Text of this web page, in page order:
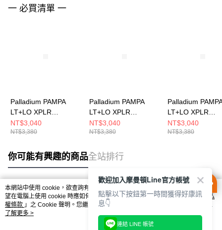
一 必買清單 一
Palladium PAMPA
LT+LO XPLR
WP+~BLACK 男女 防
水靴 74474008
NT$3,040
NT$3,380
Palladium PAMPA
LT+LO XPLR
WP+~STAR WHITE 男
女 防水靴 74474116
NT$3,040
NT$3,380
Palladium
LT+LO XPLR
WP+~OLIVE
男女 防水靴
NT$3,040
NT$3,380
你可能有興趣的商品全站排行
熱門標籤
本網站中使用 cookie，欲查詢有關本網站使用 cookie 方式之詳情，及若您不希
望在電腦上使用 cookie 時應如何變更電腦的 cookie 設定，請參閱本網站「
隱私
權條款 」之 Cookie 聲明。您繼續使用本網站即表示您同意本公司得按本網站使
用條款之 Cookie 聲明使用 cookie。
了解更多 >
歡迎加入摩曼頓Line官方帳號
點擊以下按鈕第一時間獲得好康訊
息👇
連結 LINE 帳號